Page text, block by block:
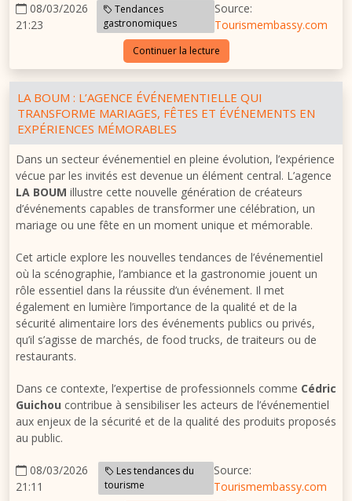
08/03/2026
21:23
Tendances
gastronomiques
Source:
Tourismembassy.com
Continuer la lecture
LA BOUM : L’AGENCE ÉVÉNEMENTIELLE QUI
TRANSFORME MARIAGES, FÊTES ET ÉVÉNEMENTS EN
EXPÉRIENCES MÉMORABLES
Dans un secteur événementiel en pleine évolution, l’expérience
vécue par les invités est devenue un élément central. L’agence
LA BOUM illustre cette nouvelle génération de créateurs
d’événements capables de transformer une célébration, un
mariage ou une fête en un moment unique et mémorable.
Cet article explore les nouvelles tendances de l’événementiel
où la scénographie, l’ambiance et la gastronomie jouent un
rôle essentiel dans la réussite d’un événement. Il met
également en lumière l’importance de la qualité et de la
sécurité alimentaire lors des événements publics ou privés,
qu’il s’agisse de marchés, de food trucks, de traiteurs ou de
restaurants.
Dans ce contexte, l’expertise de professionnels comme Cédric
Guichou contribue à sensibiliser les acteurs de l’événementiel
aux enjeux de la sécurité et de la qualité des produits proposés
au public.
08/03/2026
21:11
Les tendances du
tourisme
Source:
Tourismembassy.com